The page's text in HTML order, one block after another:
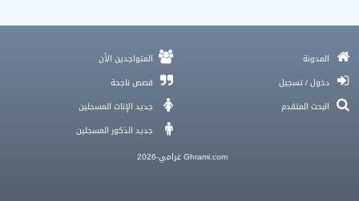
مكتب زواج الكويت , الزواج في الكويت
تحذير عاجل و أخطار بتواجه اللي بيدوروا على زواج أصحاب الشهادات في غرف
الدردشة
تجربتي مع تطبيقات الزواج و حقيقة مُرة ولا أمل جديد؟
اسئلة تتيح فرصة للتفاهم مع الخطيب فى لقاءات التعارف الأولى
المدونة
دخول / تسجيل
البحث المتقدم
المتواجدين الأن
قصص ناجحة
جديد الإناث المسجلين
جديد الذكور المسجلين
Ghrami.com غرامي-2026